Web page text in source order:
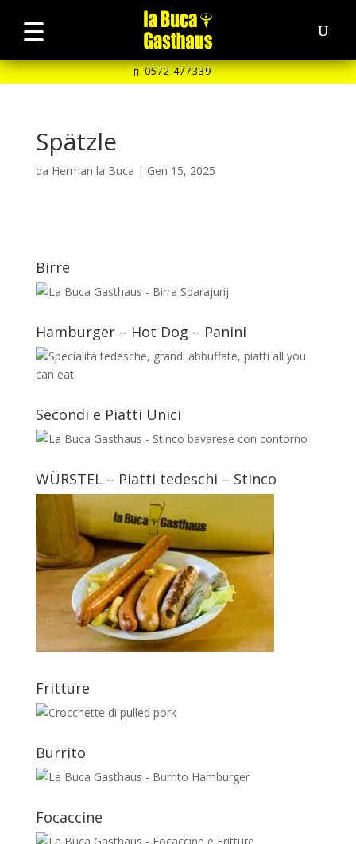
0572 477339
Spätzle
da Herman la Buca | Gen 15, 2025
Birre
Hamburger – Hot Dog – Panini
Secondi e Piatti Unici
WÜRSTEL – Piatti tedeschi – Stinco
Fritture
Burrito
Focaccine